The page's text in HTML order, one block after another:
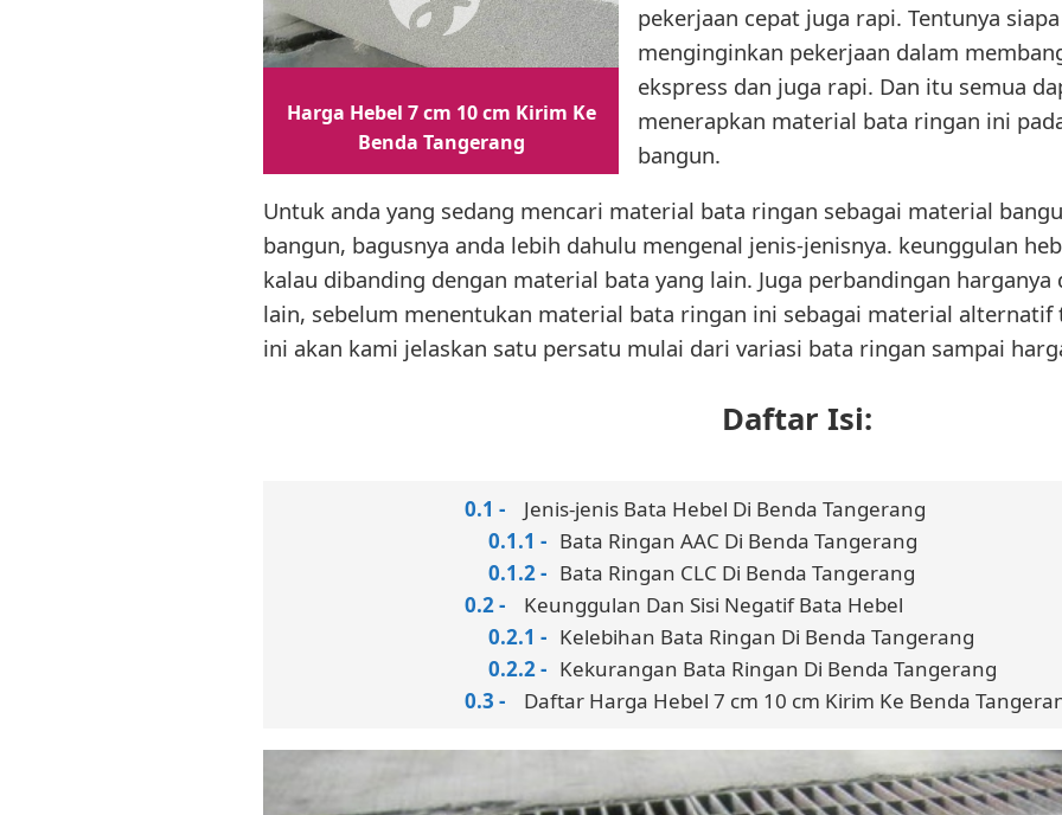
Harga Hebel 7 cm 10 cm Kirim Ke
Benda Tangerang
pekerjaan cepat juga rapi. Tentunya
menginginkan pekerjaan dalam
ekspress dan juga rapi. Dan itu semua
menerapkan material bata ringan ini
bangun.
Untuk anda yang sedang mencari material bata ringan sebagai material
bangun, bagusnya anda lebih dahulu mengenal jenis-jenisnya. keunggulan
kalau dibanding dengan material bata yang lain. Juga perbandingan
lain, sebelum menentukan material bata ringan ini sebagai material
ini akan kami jelaskan satu persatu mulai dari variasi bata ringan sampai
Daftar Isi:
Jenis-jenis Bata Hebel Di Benda Tangerang
Bata Ringan AAC Di Benda Tangerang
Bata Ringan CLC Di Benda Tangerang
Keunggulan Dan Sisi Negatif Bata Hebel
Kelebihan Bata Ringan Di Benda Tangerang
Kekurangan Bata Ringan Di Benda Tangerang
Daftar Harga Hebel 7 cm 10 cm Kirim Ke Benda